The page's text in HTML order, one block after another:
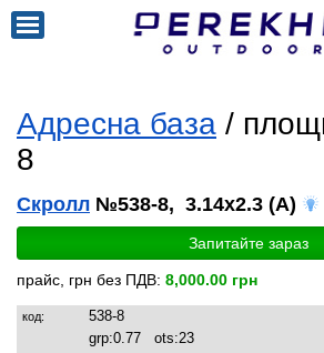
Адресна база /
8
Скролл №538-8, 3.14x2.3 (A)
Запитайте зараз
прайс, грн без ПДВ: 8,000.00 грн
код:
538-8
grp:0.77 ots:23